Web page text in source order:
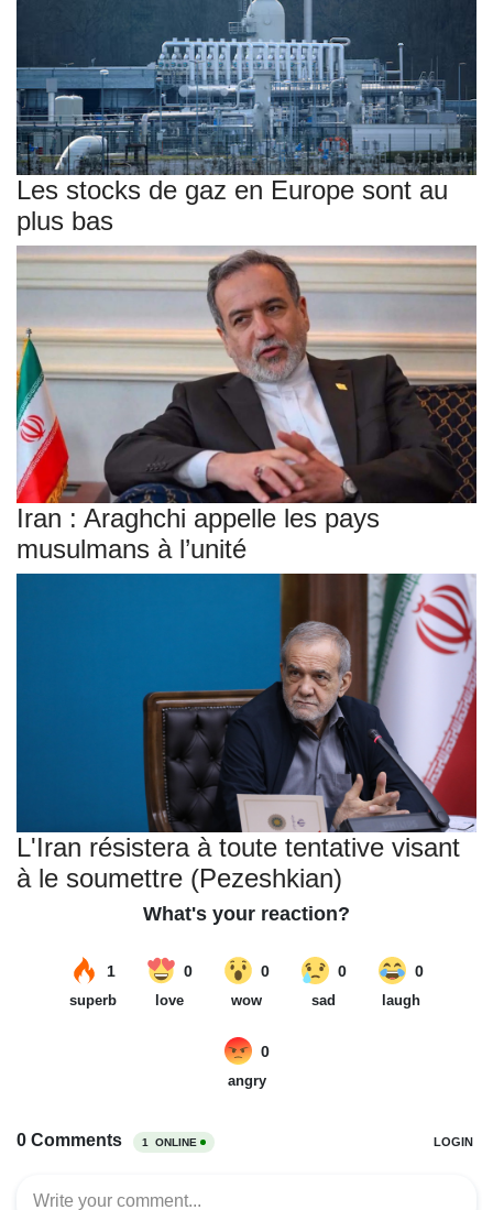
Les stocks de gaz en Europe sont au
plus bas
Iran : Araghchi appelle les pays
musulmans à l’unité
L'Iran résistera à toute tentative visant
à le soumettre (Pezeshkian)